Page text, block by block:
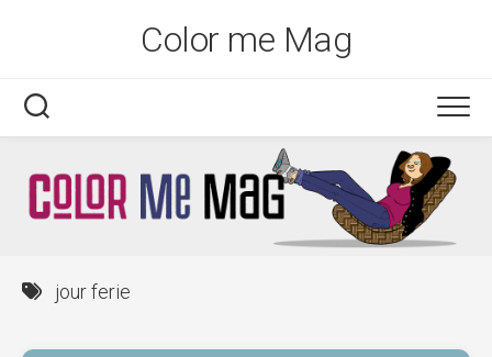
Color me Mag
jour ferie